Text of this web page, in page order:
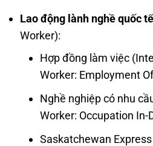
Lao động lành nghề quốc
Worker):
Hợp đồng làm việc
Worker: Employment
Nghề nghiệp có nhu
Worker: Occupation In-
Saskatchewan